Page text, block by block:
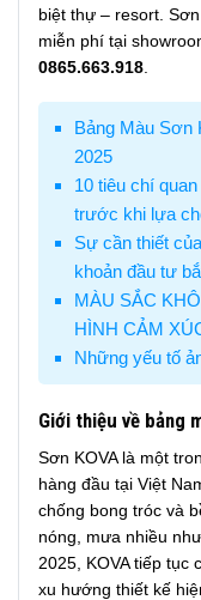
biệt thự – resort.
miễn phí tại
0865.663.918.
Bảng Màu Sơn
2025
10 tiêu chí
trước khi lựa
Sự cần thiết
khoản đầu tư
MÀU SẮC
HÌNH CẢM
Những yếu tố
Giới thiệu về bảng
Sơn KOVA là một
hàng đầu tại Việt
chống bong tróc và
nóng, mưa nhiều
2025, KOVA tiếp tục
xu hướng thiết kế